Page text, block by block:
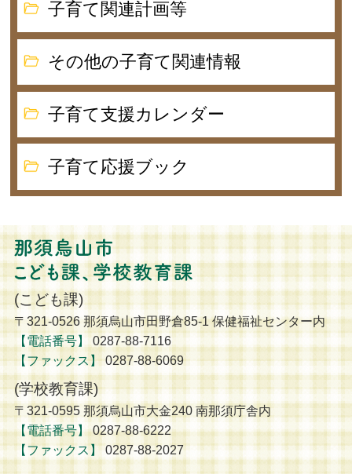
子育て関連計画等
その他の子育て関連情報
子育て支援カレンダー
子育て応援ブック
那須烏山市 こども
(こども課)
〒321-0526 那須烏山市田野倉85-1 保健福祉センター内
【電話番号】
0287-88-7116
【ファックス】0287-88-6069
(学校教育課)
〒321-0595 那須烏山市大金240 南那須庁舎内
【電話番号】0287-88-6222
【ファックス】0287-88-2027